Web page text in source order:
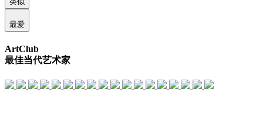
最爱
ArtClub
最佳当代艺术家